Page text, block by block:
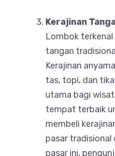
Kerajinan
Lombok
tangan
Kerajinan
tas, topi, dan
utama bagi
tempat terbaik
membeli
pasar tradisional
pasar ini,